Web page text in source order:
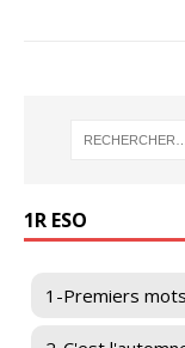
1R ESO
1-Premiers mots